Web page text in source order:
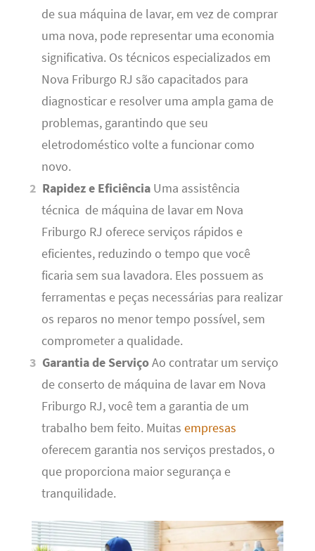
de sua máquina de lavar, em vez de comprar
uma nova, pode representar uma economia
significativa. Os técnicos especializados em
Nova Friburgo RJ são capacitados para
diagnosticar e resolver uma ampla gama de
problemas, garantindo que seu
eletrodoméstico volte a funcionar como
novo.
Rapidez e Eficiência Uma assistência
técnica de máquina de lavar em Nova
Friburgo RJ oferece serviços rápidos e
eficientes, reduzindo o tempo que você
ficaria sem sua lavadora. Eles possuem as
ferramentas e peças necessárias para realizar
os reparos no menor tempo possível, sem
comprometer a qualidade.
Garantia de ServiçoAo contratar um serviço
de conserto de máquina de lavar em Nova
Friburgo RJ, você tem a garantia de um
trabalho bem feito. Muitas empresas
oferecem garantia nos serviços prestados, o
que proporciona maior segurança e
tranquilidade.